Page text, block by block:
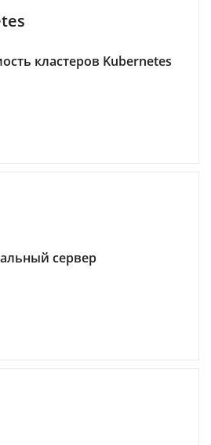
кластеров Kubernetes
сервер